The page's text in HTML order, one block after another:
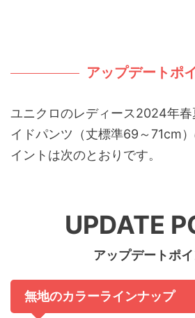
アップデートポ
ユニクロのレディース2024年春
イドパンツ（丈標準69～71cm
イントは次のとおりです。
UPDATE
アップデートポイ
無地のカラーラインナップ